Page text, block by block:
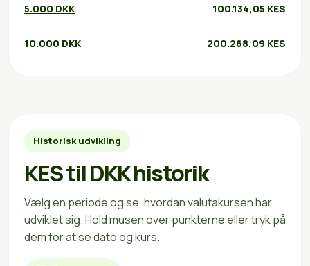
5.000 DKK 100.134,05 KES
10.000 DKK 200.268,09 KES
Historisk udvikling
KES til DKK historik
Vælg en periode og se, hvordan valutakursen har
udviklet sig. Hold musen over punkterne eller tryk på
dem for at se dato og kurs.